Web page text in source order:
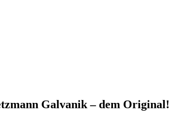
Galvanik – dem Original!